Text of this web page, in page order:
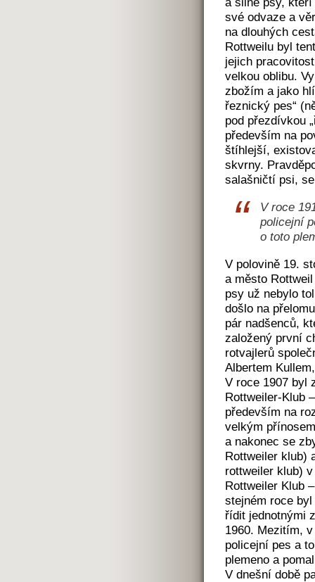
své odvaze a
na dlouhých
Rottweilu byl
jejich
velkou oblibu.
zbožím a jako
řeznický pes“
pod přezdívkou
především na
štíhlejší,
skvrny.
salašničtí psi,
V roce
policejní
o toto
V polovině 19.
a město
psy už nebylo
došlo na
pár nadšenců,
založený první
rotvajlerů
Albertem
V roce 1907 byl
Rottweiler-Klub
především na
velkým
a nakonec se
Rottweiler klub)
rottweiler klub)
Rottweiler Klub
stejném roce
řídit jednotnými
1960. Mezitím,
policejní pes a
plemeno a
V dnešní době